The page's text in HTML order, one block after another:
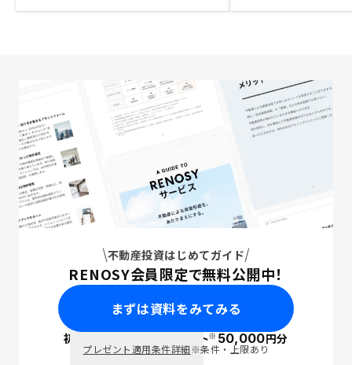
不動産投資はじめてガイド
RENOSY会員限定で無料公開中！
まずは資料をみてみる
初回面談で ポイント※50,000円分
プレゼント適用条件詳細※条件・上限あり